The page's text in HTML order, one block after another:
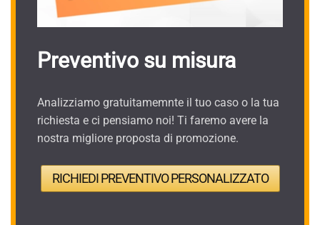
Preventivo su misura
Analizziamo gratuitamemnte il tuo caso o la tua
richiesta e ci pensiamo noi! Ti faremo avere la
nostra migliore proposta di promozione.
RICHIEDI PREVENTIVO PERSONALIZZATO